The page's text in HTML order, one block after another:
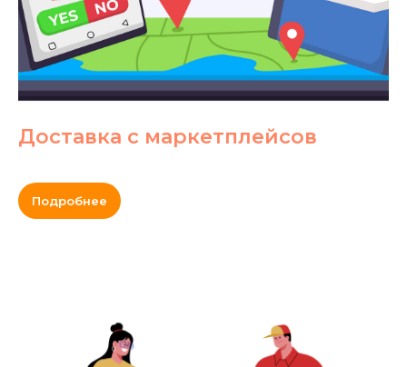
ПОДРОБНЕЕ
Доставка с маркетплейсов
Подробнее